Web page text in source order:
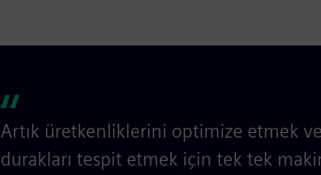
Artık üretkenliklerini optimize etmek
durakları tespit etmek için tek tek